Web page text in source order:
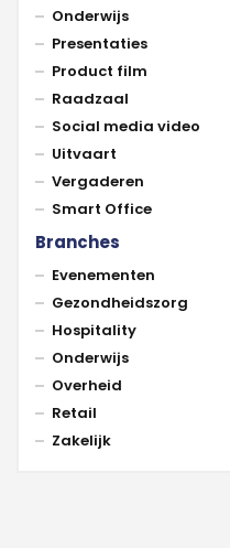
Onderwijs
Presentaties
Product film
Raadzaal
Social media video
Uitvaart
Vergaderen
Smart Office
Branches
Evenementen
Gezondheidszorg
Hospitality
Onderwijs
Overheid
Retail
Zakelijk